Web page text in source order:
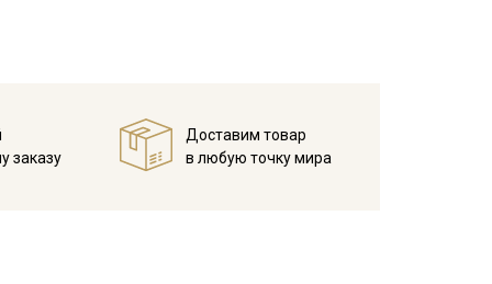
на низких оборотах;
химических компонентов;
проветриваемом помещении, без пересушивания;
заказу
Доставим товар
в любую точку мира